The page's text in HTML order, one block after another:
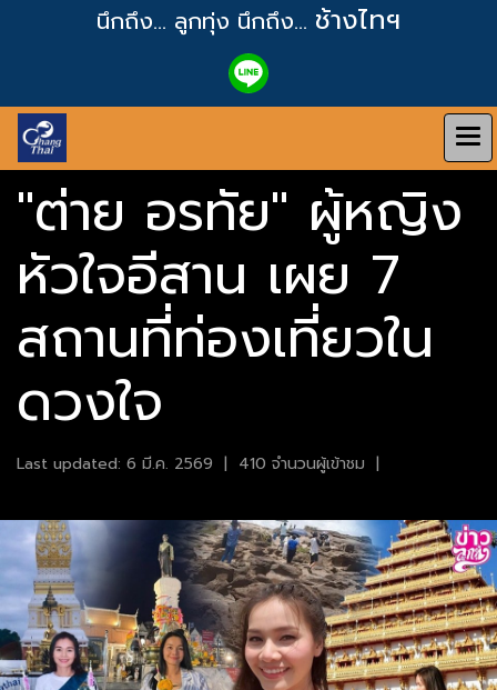
นึกถึง... ลูกทุ่ง นึกถึง... ช้างไทฯ
"ต่าย อรทัย" ผู้หญิง
หัวใจอีสาน เผย 7
สถานที่ท่องเที่ยวใน
ดวงใจ
Last updated: 6 มี.ค. 2569 | 410 จำนวนผู้เข้าชม |